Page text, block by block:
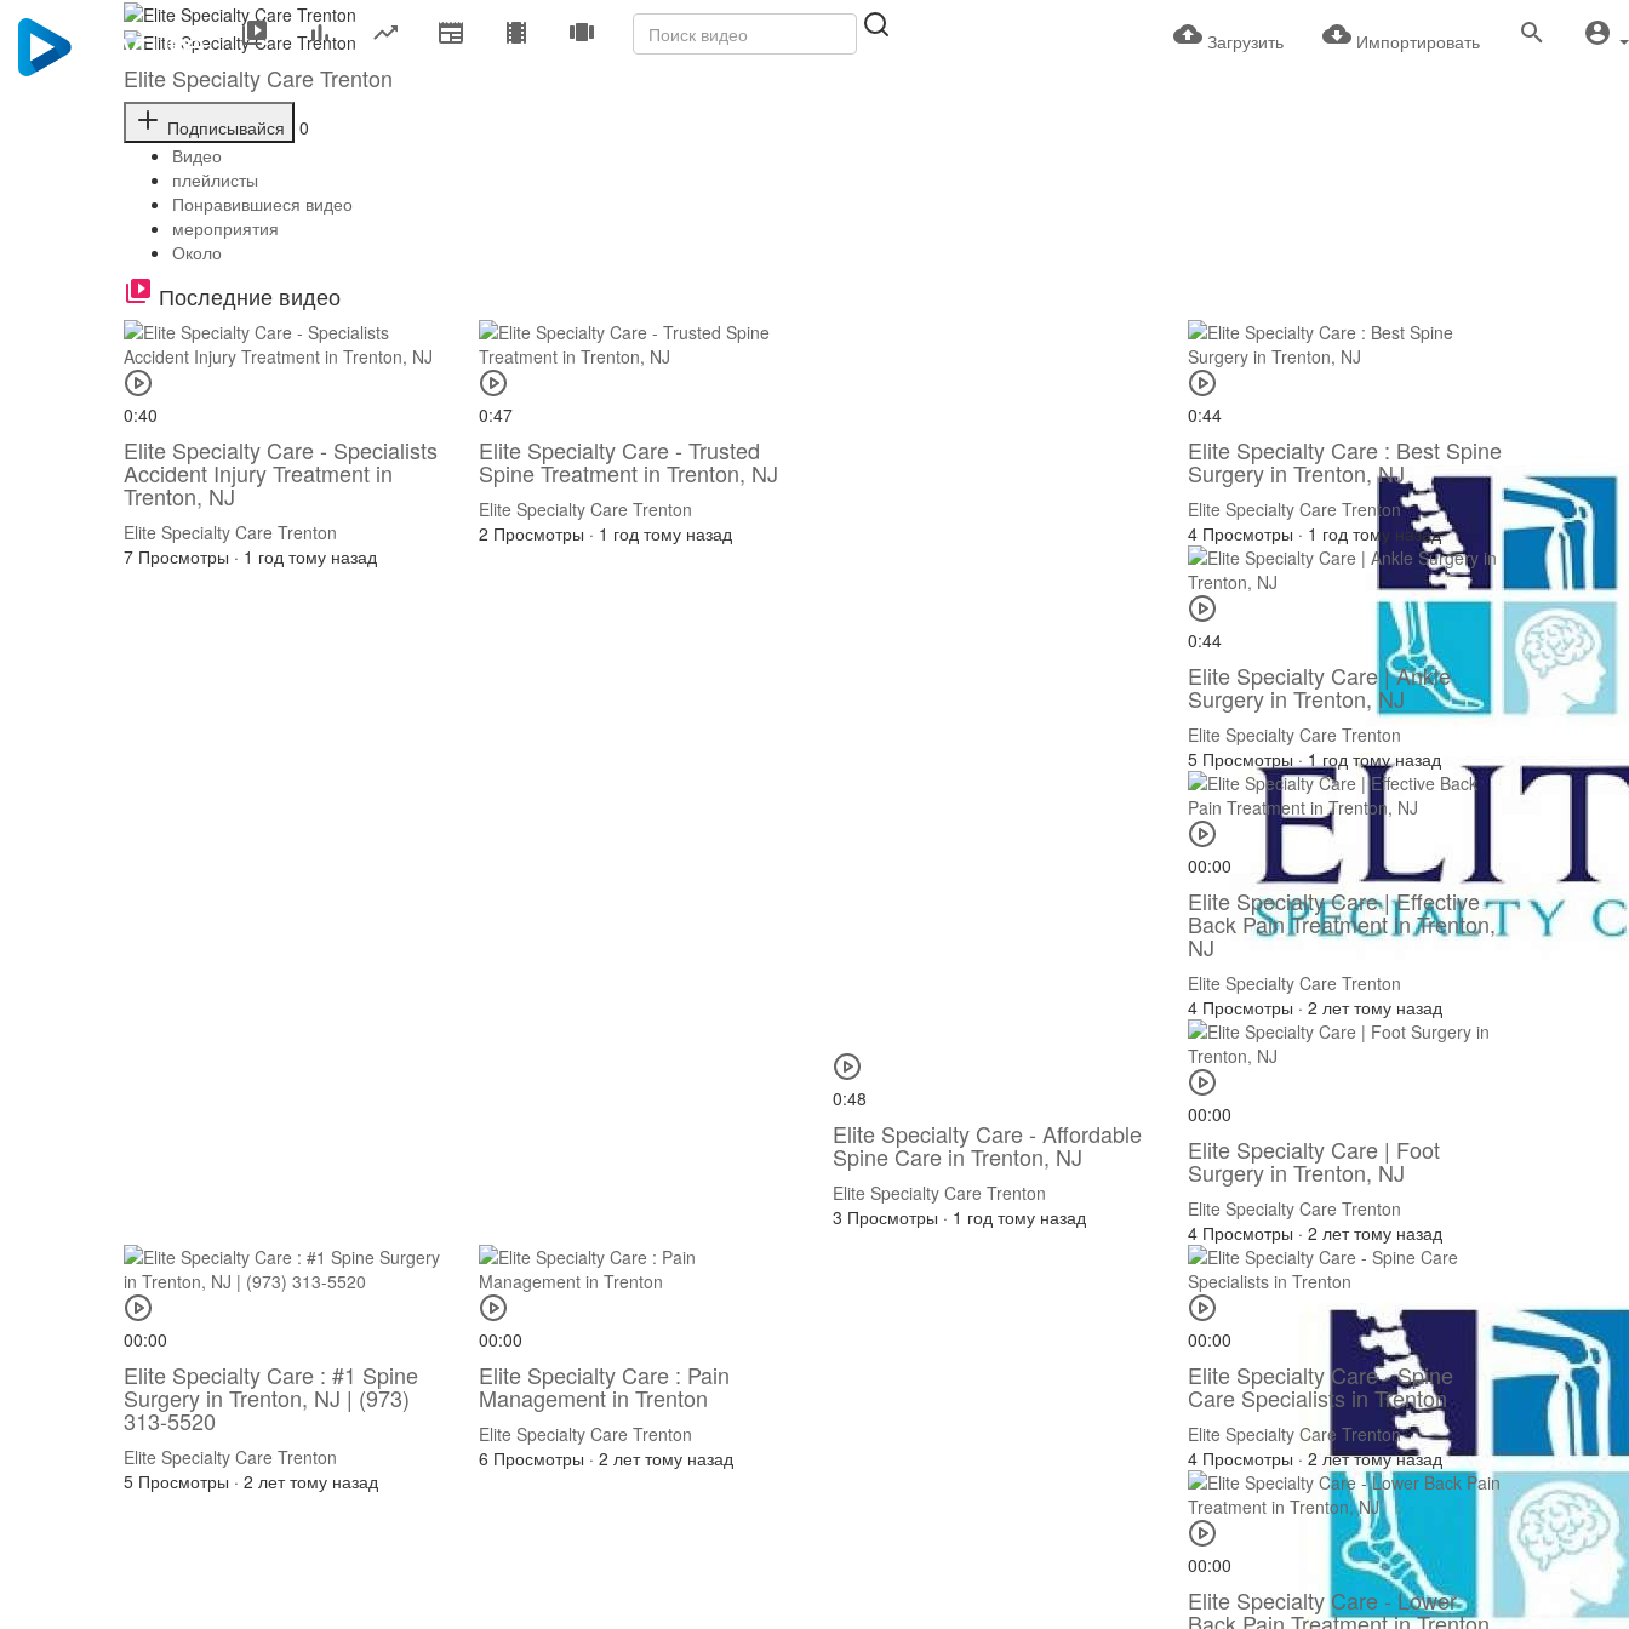
Загрузить Импортировать
Elite Specialty Care Trenton
Подписывайся
0
Видео
плейлисты
Понравившиеся видео
мероприятия
Около
Последние видео
0:40
Elite Specialty Care - Specialists
Accident Injury Treatment in
Trenton, NJ
Elite Specialty Care Trenton
7 Просмотры · 1 год тому назад
0:47
Elite Specialty Care - Trusted
Spine Treatment in Trenton, NJ
Elite Specialty Care Trenton
2 Просмотры · 1 год тому назад
0:48
Elite Specialty Care - Affordable
Spine Care in Trenton, NJ
Elite Specialty Care Trenton
3 Просмотры · 1 год тому назад
0:44
Elite Specialty Care : Best Spine
Surgery in Trenton, NJ
Elite Specialty Care Trenton
4 Просмотры · 1 год тому назад
0:44
Elite Specialty Care | Ankle
Surgery in Trenton, NJ
Elite Specialty Care Trenton
5 Просмотры · 1 год тому назад
00:00
Elite Specialty Care | Effective
Back Pain Treatment in Trenton,
NJ
Elite Specialty Care Trenton
4 Просмотры · 2 лет тому назад
00:00
Elite Specialty Care | Foot
Surgery in Trenton, NJ
Elite Specialty Care Trenton
4 Просмотры · 2 лет тому назад
00:00
Elite Specialty Care : #1 Spine
Surgery in Trenton, NJ | (973)
313-5520
Elite Specialty Care Trenton
5 Просмотры · 2 лет тому назад
00:00
Elite Specialty Care : Pain
Management in Trenton
Elite Specialty Care Trenton
6 Просмотры · 2 лет тому назад
00:00
Elite Specialty Care - Spine
Care Specialists in Trenton
Elite Specialty Care Trenton
4 Просмотры · 2 лет тому назад
00:00
Elite Specialty Care - Lower
Back Pain Treatment in Trenton,